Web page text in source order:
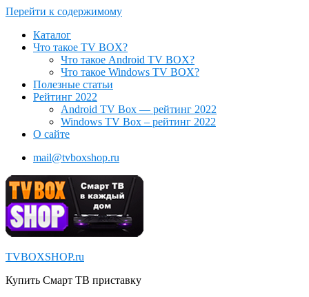
Перейти к содержимому
Каталог
Что такое TV BOX?
Что такое Android TV BOX?
Что такое Windows TV BOX?
Полезные статьи
Рейтинг 2022
Android TV Box — рейтинг 2022
Windows TV Box – рейтинг 2022
О сайте
mail@tvboxshop.ru
TVBOXSHOP.ru
Купить Смарт ТВ приставку